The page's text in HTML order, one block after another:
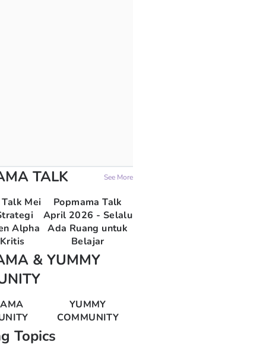
TALK See More
Mei
Alpha
Popmama Talk
April 2026 - Selalu
Ada Ruang untuk
Belajar
& YUMMY
YUMMY
COMMUNITY
Topics